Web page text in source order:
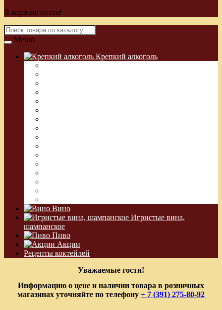
В корзине пусто!
Меню
Крепкий алкоголь
Вино
Игристые вина,
шампанское
Пиво
Акции
Рецепты коктейлей
Уважаемые гости!
Информацию о цене и наличии товара в розничных
магазинах уточняйте по телефону + 7 (391) 275-80-92